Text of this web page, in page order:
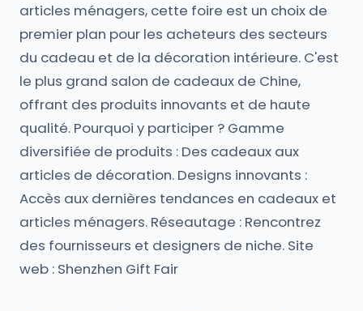
articles ménagers, cette foire est un choix de
premier plan pour les acheteurs des secteurs
du cadeau et de la décoration intérieure. C'est
le plus grand salon de cadeaux de Chine,
offrant des produits innovants et de haute
qualité. Pourquoi y participer ? Gamme
diversifiée de produits : Des cadeaux aux
articles de décoration. Designs innovants :
Accès aux dernières tendances en cadeaux et
articles ménagers. Réseautage : Rencontrez
des fournisseurs et designers de niche. Site
web : Shenzhen Gift Fair